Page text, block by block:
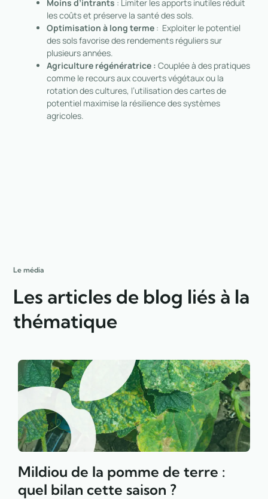
Moins d’intrants : Limiter les apports inutiles réduit
les coûts et préserve la santé des sols.
Optimisation à long terme : Exploiter le potentiel
des sols favorise des rendements réguliers sur
plusieurs années.
Agriculture régénératrice : Couplée à des pratiques
comme le recours aux couverts végétaux ou la
rotation des cultures, l’utilisation des cartes de
potentiel maximise la résilience des systèmes
agricoles.
Le média
Les articles de blog liés à la
thématique
Mildiou de la pomme de terre :
quel bilan cette saison ?